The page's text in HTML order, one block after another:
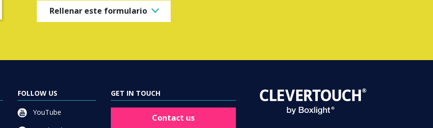
Rellenar este formulario
FOLLOW US
YouTube
GET IN TOUCH
Contact us